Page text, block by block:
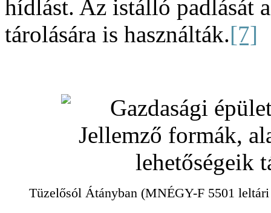
hídlást. Az istálló padlását
tárolására is használták.[7]
Tüzelősól Átányban (MNÉGY-F 5501